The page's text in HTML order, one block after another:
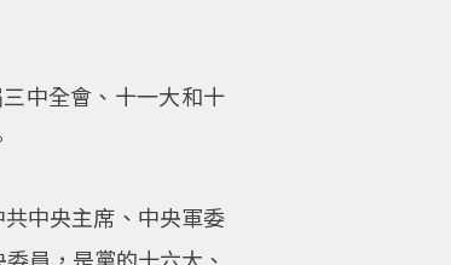
中全會、十一大和十
中央主席、中央軍委